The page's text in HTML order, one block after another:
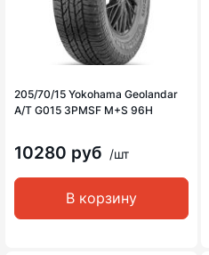
205/70/15 Yokohama Geolandar
A/T G015 3PMSF M+S 96H
10280 руб /шт
В корзину